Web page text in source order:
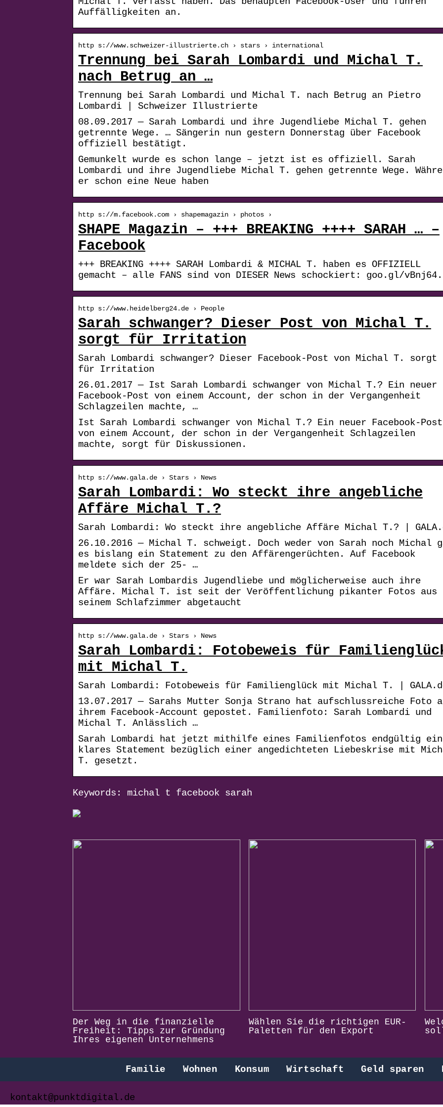
Auffälligkeiten an.
http s://www.schweizer-illustrierte.ch › stars › international
Trennung bei Sarah Lombardi und Michal T.
nach Betrug an …
Trennung bei Sarah Lombardi und Michal T. nach Betrug an Pietro
Lombardi | Schweizer Illustrierte
08.09.2017 — Sarah Lombardi und ihre Jugendliebe Michal T. gehen
getrennte Wege. … Sängerin nun gestern Donnerstag über Facebook
offiziell bestätigt.
Gemunkelt wurde es schon lange – jetzt ist es offiziell. Sarah
Lombardi und ihre Jugendliebe Michal T. gehen getrennte Wege.
er schon eine Neue haben
http s://m.facebook.com › shapemagazin › photos ›
SHAPE Magazin – +++ BREAKING ++++ SARAH … –
Facebook
+++ BREAKING ++++ SARAH Lombardi & MICHAL T. haben es OFFIZIELL
gemacht – alle FANS sind von DIESER News schockiert: goo.gl/vBnj64.
http s://www.heidelberg24.de › People
Sarah schwanger? Dieser Post von Michal T.
sorgt für Irritation
Sarah Lombardi schwanger? Dieser Facebook-Post von Michal T. sorgt
für Irritation
26.01.2017 — Ist Sarah Lombardi schwanger von Michal T.? Ein neuer
Facebook-Post von einem Account, der schon in der Vergangenheit
Schlagzeilen machte, …
Ist Sarah Lombardi schwanger von Michal T.? Ein neuer Facebook-Post
von einem Account, der schon in der Vergangenheit Schlagzeilen
machte, sorgt für Diskussionen.
http s://www.gala.de › Stars › News
Sarah Lombardi: Wo steckt ihre angebliche
Affäre Michal T.?
Sarah Lombardi: Wo steckt ihre angebliche Affäre Michal T.? |
26.10.2016 — Michal T. schweigt. Doch weder von Sarah noch Michal
es bislang ein Statement zu den Affärengerüchten. Auf Facebook
meldete sich der 25- …
Er war Sarah Lombardis Jugendliebe und möglicherweise auch ihre
Affäre. Michal T. ist seit der Veröffentlichung pikanter Fotos aus
seinem Schlafzimmer abgetaucht
http s://www.gala.de › Stars › News
Sarah Lombardi: Fotobeweis für
mit Michal T.
Sarah Lombardi: Fotobeweis für Familienglück mit Michal T. |
13.07.2017 — Sarahs Mutter Sonja Strano hat aufschlussreiche Foto
ihrem Facebook-Account gepostet. Familienfoto: Sarah Lombardi und
Michal T. Anlässlich …
Sarah Lombardi hat jetzt mithilfe eines Familienfotos endgültig ein
klares Statement bezüglich einer angedichteten Liebeskrise mit
T. gesetzt.
Keywords: michal t facebook sarah
Der Weg in die finanzielle
Freiheit: Tipps zur Gründung
Ihres eigenen Unternehmens
Wählen Sie die richtigen EUR-
Paletten für den Export
Familie Wohnen Konsum Wirtschaft Geld sparen
kontakt@punktdigital.de